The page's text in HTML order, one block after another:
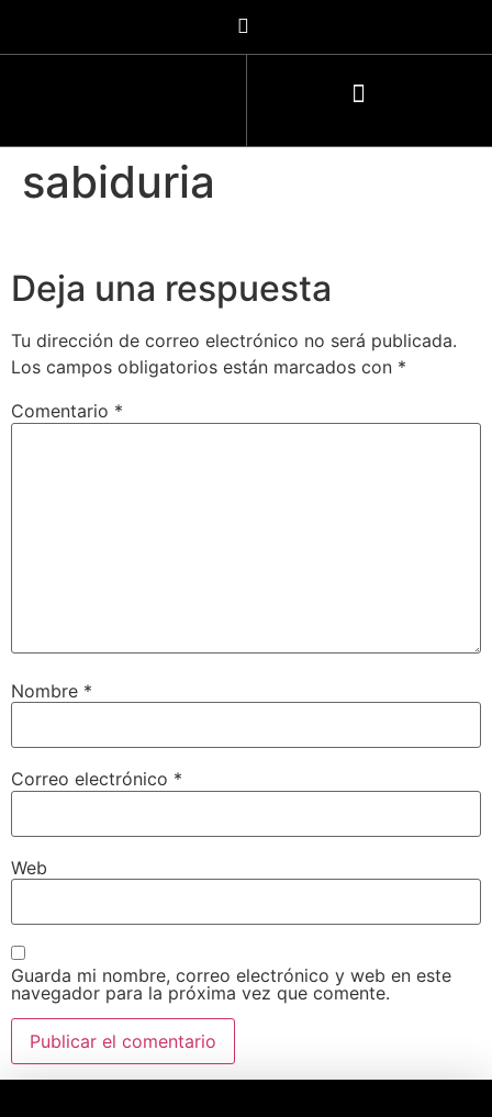
sabiduria
Deja una respuesta
Tu dirección de correo electrónico no será publicada.
Los campos obligatorios están marcados con *
Comentario *
Nombre *
Correo electrónico *
Web
Guarda mi nombre, correo electrónico y web en este
navegador para la próxima vez que comente.